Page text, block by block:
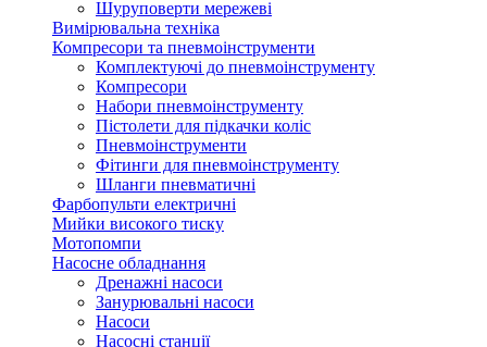
Шуруповерти мережеві
Вимірювальна техніка
Компресори та пневмоінструменти
Комплектуючі до пневмоінструменту
Компресори
Набори пневмоінструменту
Пістолети для підкачки коліс
Пневмоінструменти
Фітинги для пневмоінструменту
Шланги пневматичні
Фарбопульти електричні
Мийки високого тиску
Мотопомпи
Насосне обладнання
Дренажні насоси
Занурювальні насоси
Насоси
Насосні станції